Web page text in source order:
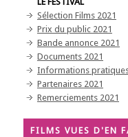
Sélection Films 2021
Prix du public 2021
Bande annonce 2021
Documents 2021
Informations
Partenaires 2021
Remerciements 2021
FILMS VUES D'EN